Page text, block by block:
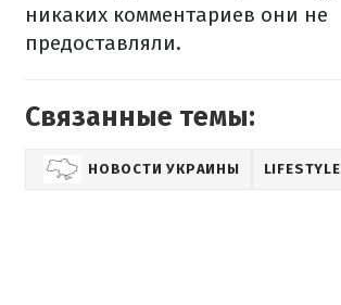
никаких комментариев они не
предоставляли.
Связанные темы:
НОВОСТИ УКРАИНЫ LIFESTYLE